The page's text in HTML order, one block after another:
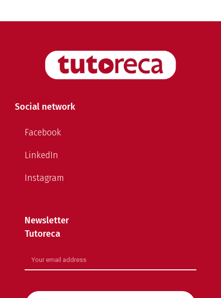
Social network
Facebook
LinkedIn
Instagram
Newsletter
Tutoreca